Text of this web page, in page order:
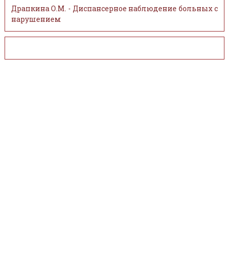
Драпкина О.М. - Диспансерное наблюдение больных с
нарушением